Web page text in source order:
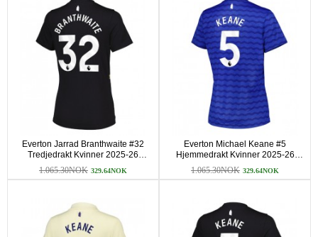
Everton Jarrad Branthwaite #32
Tredjedrakt Kvinner 2025-26
Kortermet
1.065.30NOK 329.64NOK
Everton Michael Keane #5
Hjemmedrakt Kvinner 2025-26
Kortermet
1.065.30NOK 329.64NOK